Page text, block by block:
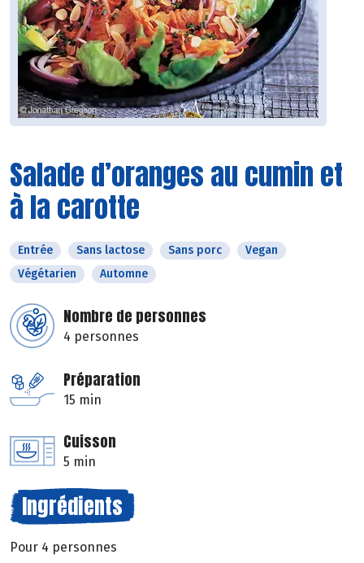
Salade d’oranges au cumin et
à la carotte
Entrée Sans lactose Sans porc
Vegan
Végétarien
Automne
Nombre de personnes
4 personnes
Préparation
15 min
Cuisson
5 min
Ingrédients
Pour 4 personnes